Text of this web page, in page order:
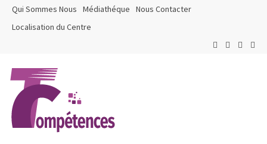
Qui Sommes Nous Médiathéque
Nous Contacter
Localisation du Centre